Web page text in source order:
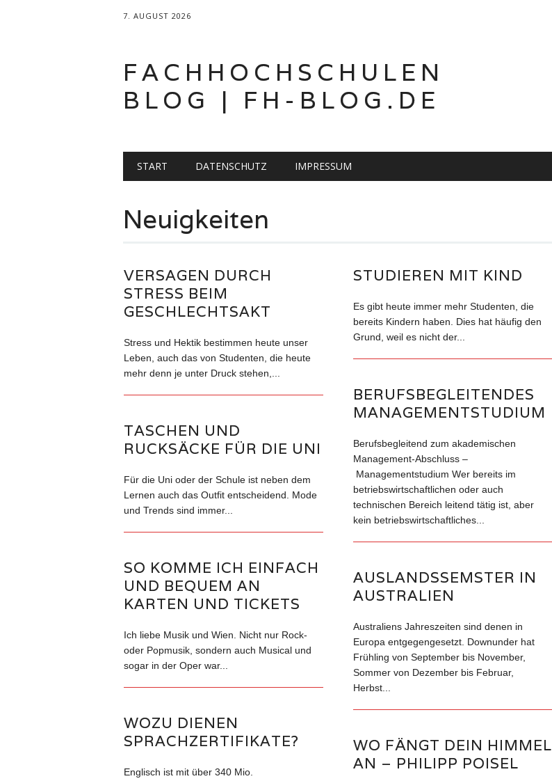
7. AUGUST 2026
FACHHOCHSCHULEN
BLOG | FH-BLOG.DE
Hauptmenü
START DATENSCHUTZ IMPRESSUM
Neuigkeiten
VERSAGEN DURCH
STRESS BEIM
GESCHLECHTSAKT
Stress und Hektik bestimmen heute unser
Leben, auch das von Studenten, die heute
mehr denn je unter Druck stehen,...
STUDIEREN MIT KIND
Es gibt heute immer mehr Studenten, die
bereits Kindern haben. Dies hat häufig den
Grund, weil es nicht der...
BERUFSBEGLEITENDES
MANAGEMENTSTUDIUM
Berufsbegleitend zum akademischen
Management-Abschluss –
Managementstudium Wer bereits im
betriebswirtschaftlichen oder auch
technischen Bereich leitend tätig ist, aber
kein betriebswirtschaftliches...
TASCHEN UND
RUCKSÄCKE FÜR DIE UNI
Für die Uni oder der Schule ist neben dem
Lernen auch das Outfit entscheidend. Mode
und Trends sind immer...
SO KOMME ICH EINFACH
UND BEQUEM AN
KARTEN UND TICKETS
Ich liebe Musik und Wien. Nicht nur Rock-
oder Popmusik, sondern auch Musical und
sogar in der Oper war...
AUSLANDSSEMSTER IN
AUSTRALIEN
Australiens Jahreszeiten sind denen in
Europa entgegengesetzt. Downunder hat
Frühling von September bis November,
Sommer von Dezember bis Februar,
Herbst...
WOZU DIENEN
SPRACHZERTIFIKATE?
Englisch ist mit über 340 Mio.
WO FÄNGT DEIN HIMMEL
AN – PHILIPP POISEL